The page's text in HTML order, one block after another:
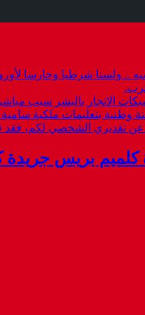
ولسنا شرطيا وحارسا
الاتجار بالبشر سبب
وطنية بتعليمات ملكية
عن تقديري الشخصي لكم،
كلميم بريس جريدة